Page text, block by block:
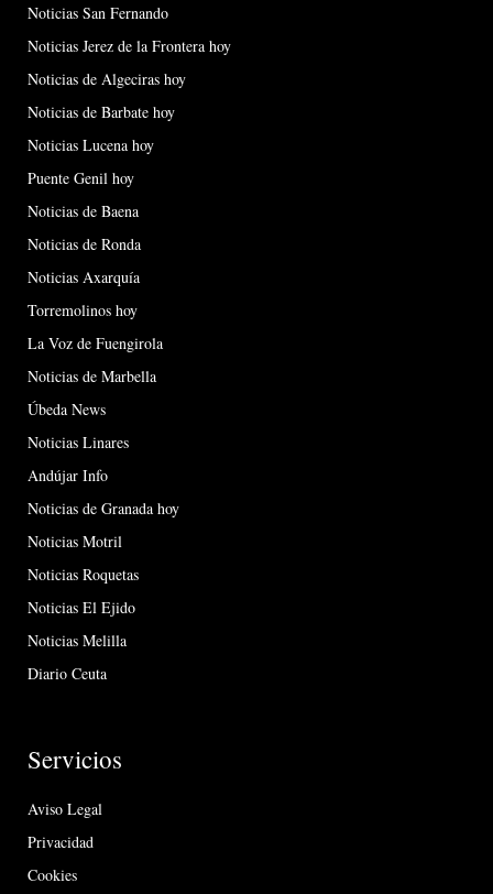
Noticias San Fernando
Noticias Jerez de la Frontera hoy
Noticias de Algeciras hoy
Noticias de Barbate hoy
Noticias Lucena hoy
Puente Genil hoy
Noticias de Baena
Noticias de Ronda
Noticias Axarquía
Torremolinos hoy
La Voz de Fuengirola
Noticias de Marbella
Úbeda News
Noticias Linares
Andújar Info
Noticias de Granada hoy
Noticias Motril
Noticias Roquetas
Noticias El Ejido
Noticias Melilla
Diario Ceuta
Servicios
Aviso Legal
Privacidad
Cookies